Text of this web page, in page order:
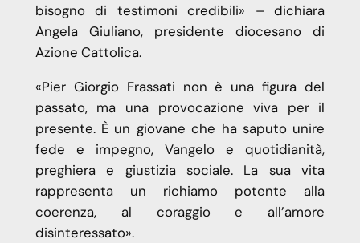
bisogno di testimoni credibili» – dichiara
Angela Giuliano, presidente diocesano di
Azione Cattolica.
«Pier Giorgio Frassati non è una figura del
passato, ma una provocazione viva per il
presente. È un giovane che ha saputo unire
fede e impegno, Vangelo e quotidianità,
preghiera e giustizia sociale. La sua vita
rappresenta un richiamo potente alla
coerenza, al coraggio e all’amore
disinteressato».